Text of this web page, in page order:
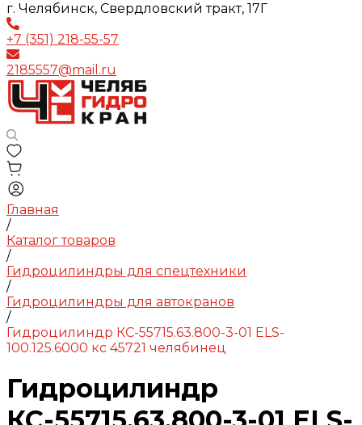
г. Челябинск, Свердловский тракт, 17Г
+7 (351) 218-55-57
2185557@mail.ru
Главная
/
Каталог товаров
/
Гидроцилиндры для спецтехники
/
Гидроцилиндры для автокранов
/
Гидроцилиндр КС-55715.63.800-3-01 ELS-
100.125.6000 кс 45721 челябинец
Гидроцилиндр